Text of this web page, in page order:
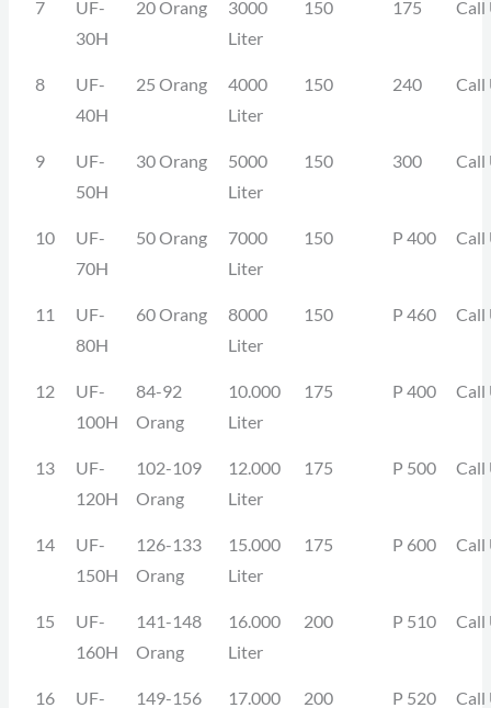
7
UF-
30H
20 Orang
3000
Liter
150 175 Call
8
UF-
40H
25 Orang
4000
Liter
150 240 Call
9
UF-
50H
30 Orang
5000
Liter
150 300 Call
10
UF-
70H
50 Orang
7000
Liter
150 P 400 Call
11
UF-
80H
60 Orang
8000
Liter
150 P 460 Call
12
UF-
100H
84-92
Orang
10.000
Liter
175 P 400 Call
13
UF-
120H
102-109
Orang
12.000
Liter
175 P 500 Call
14
UF-
150H
126-133
Orang
15.000
Liter
175 P 600 Call
15
UF-
160H
141-148
Orang
16.000
Liter
200 P 510 Call
16
UF-
149-156
17.000
200 P 520 Call